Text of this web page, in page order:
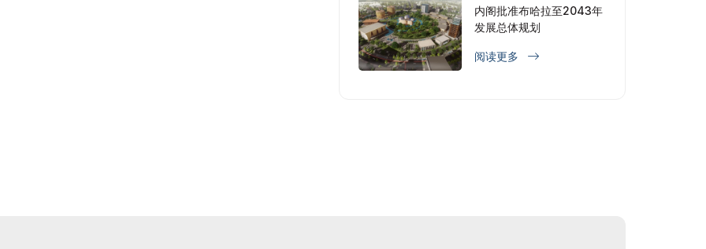
内阁批准布哈拉至2043年
发展总体规划
阅读更多